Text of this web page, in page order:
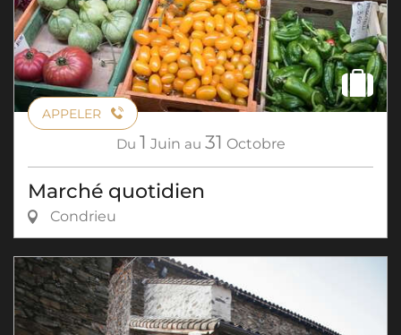
APPELER
Du 1 Juin au 31 Octobre
Marché quotidien
Condrieu